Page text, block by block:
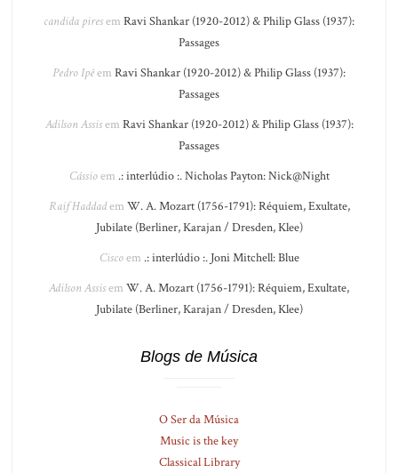
candida piresem Ravi Shankar (1920-2012) & Philip Glass (1937):
Passages
Pedro Ipêem Ravi Shankar (1920-2012) & Philip Glass (1937):
Passages
Adilson Assisem Ravi Shankar (1920-2012) & Philip Glass (1937):
Passages
Cássioem .: interlúdio :. Nicholas Payton: Nick@Night
Raif Haddadem W. A. Mozart (1756-1791): Réquiem, Exultate,
Jubilate (Berliner, Karajan / Dresden, Klee)
Ciscoem .: interlúdio :. Joni Mitchell: Blue
Adilson Assisem W. A. Mozart (1756-1791): Réquiem, Exultate,
Jubilate (Berliner, Karajan / Dresden, Klee)
Blogs de Música
O Ser da Música
Music is the key
Classical Library